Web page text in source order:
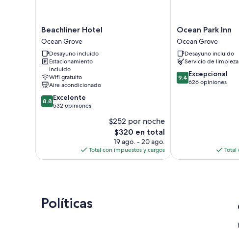
Beachliner
Hotel
Ocean
Grove
Beachliner Hotel
Ocean Grove
Desayuno incluido
Estacionamiento
incluido
Wifi gratuito
Aire acondicionado
8.8
de
8.8 Excelente
532 opiniones
$252 por noche
El
precio
actual
es
$320 en total
19 ago. - 20 ago.
Total con impuestos y cargos
Ocean
Park
Inn
Ocean
Grove
Ocean Park Inn
Ocean Grove
Desayuno incluido
Servicio de limpieza
9.4
de
9.4 Excepcional
626 opiniones
Total
Políticas